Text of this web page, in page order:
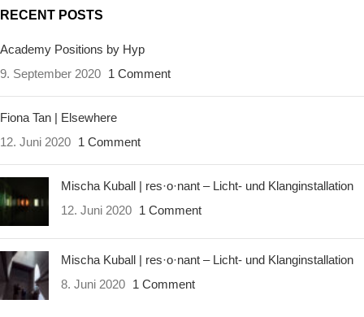
RECENT POSTS
Academy Positions by Hyp
9. September 2020 1 Comment
Fiona Tan | Elsewhere
12. Juni 2020 1 Comment
Mischa Kuball | res·o·nant – Licht- und Klanginstallation
12. Juni 2020 1 Comment
Mischa Kuball | res·o·nant – Licht- und Klanginstallation
8. Juni 2020 1 Comment